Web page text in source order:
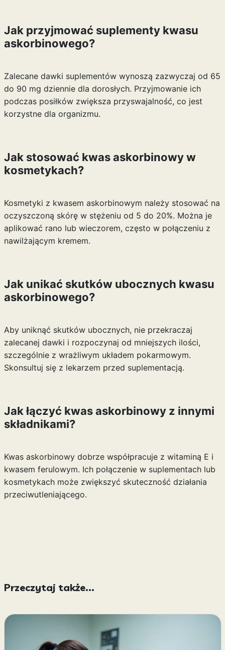
Jak przyjmować suplementy kwasu
askorbinowego?
Zalecane dawki suplementów wynoszą zazwyczaj od 65
do 90 mg dziennie dla dorosłych. Przyjmowanie ich
podczas posiłków zwiększa przyswajalność, co jest
korzystne dla organizmu.
Jak stosować kwas askorbinowy w
kosmetykach?
Kosmetyki z kwasem askorbinowym należy stosować na
oczyszczoną skórę w stężeniu od 5 do 20%. Można je
aplikować rano lub wieczorem, często w połączeniu z
nawilżającym kremem.
Jak unikać skutków ubocznych kwasu
askorbinowego?
Aby uniknąć skutków ubocznych, nie przekraczaj
zalecanej dawki i rozpoczynaj od mniejszych ilości,
szczególnie z wrażliwym układem pokarmowym.
Skonsultuj się z lekarzem przed suplementacją.
Jak łączyć kwas askorbinowy z innymi
składnikami?
Kwas askorbinowy dobrze współpracuje z witaminą E i
kwasem ferulowym. Ich połączenie w suplementach lub
kosmetykach może zwiększyć skuteczność działania
przeciwutleniającego.
Przeczytaj także...